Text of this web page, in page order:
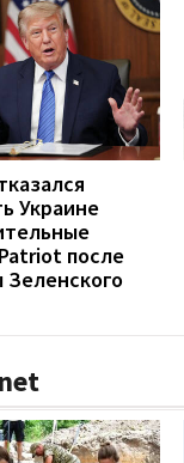
Украине
после
Зеленского